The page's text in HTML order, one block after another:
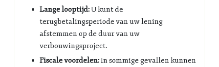
Lange looptijd:U kunt de
terugbetalingsperiode van uw lening
afstemmen op de duur van uw
verbouwingsproject.
Fiscale voordelen:In sommige gevallen kunnen